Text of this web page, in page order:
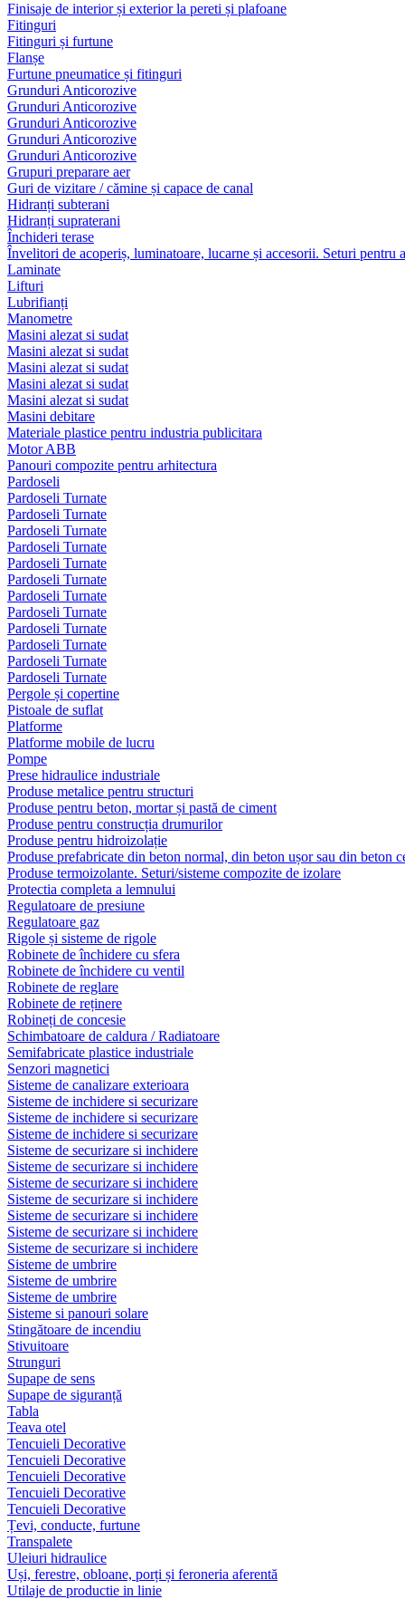
Finisaje de interior și exterior la pereti și plafoane
Fitinguri
Fitinguri și furtune
Flanșe
Furtune pneumatice și fitinguri
Grunduri Anticorozive
Grunduri Anticorozive
Grunduri Anticorozive
Grunduri Anticorozive
Grunduri Anticorozive
Grupuri preparare aer
Guri de vizitare / cămine și capace de canal
Hidranți subterani
Hidranți supraterani
Închideri terase
Învelitori de acoperiș, luminatoare, lucarne și accesorii. Seturi pentru
Laminate
Lifturi
Lubrifianți
Manometre
Masini alezat si sudat
Masini alezat si sudat
Masini alezat si sudat
Masini alezat si sudat
Masini alezat si sudat
Masini debitare
Materiale plastice pentru industria publicitara
Motor ABB
Panouri compozite pentru arhitectura
Pardoseli
Pardoseli Turnate
Pardoseli Turnate
Pardoseli Turnate
Pardoseli Turnate
Pardoseli Turnate
Pardoseli Turnate
Pardoseli Turnate
Pardoseli Turnate
Pardoseli Turnate
Pardoseli Turnate
Pardoseli Turnate
Pardoseli Turnate
Pergole și copertine
Pistoale de suflat
Platforme
Platforme mobile de lucru
Pompe
Prese hidraulice industriale
Produse metalice pentru structuri
Produse pentru beton, mortar și pastă de ciment
Produse pentru construcția drumurilor
Produse pentru hidroizolație
Produse prefabricate din beton normal, din beton ușor sau din beton
Produse termoizolante. Seturi/sisteme compozite de izolare
Protectia completa a lemnului
Regulatoare de presiune
Regulatoare gaz
Rigole și sisteme de rigole
Robinete de închidere cu sfera
Robinete de închidere cu ventil
Robinete de reglare
Robinete de reținere
Robineți de concesie
Schimbatoare de caldura / Radiatoare
Semifabricate plastice industriale
Senzori magnetici
Sisteme de canalizare exterioara
Sisteme de inchidere si securizare
Sisteme de inchidere si securizare
Sisteme de inchidere si securizare
Sisteme de securizare si inchidere
Sisteme de securizare si inchidere
Sisteme de securizare si inchidere
Sisteme de securizare si inchidere
Sisteme de securizare si inchidere
Sisteme de securizare si inchidere
Sisteme de securizare si inchidere
Sisteme de umbrire
Sisteme de umbrire
Sisteme de umbrire
Sisteme si panouri solare
Stingătoare de incendiu
Stivuitoare
Strunguri
Supape de sens
Supape de siguranță
Tabla
Teava otel
Tencuieli Decorative
Tencuieli Decorative
Tencuieli Decorative
Tencuieli Decorative
Tencuieli Decorative
Țevi, conducte, furtune
Transpalete
Uleiuri hidraulice
Uși, ferestre, obloane, porți și feroneria aferentă
Utilaje de productie in linie